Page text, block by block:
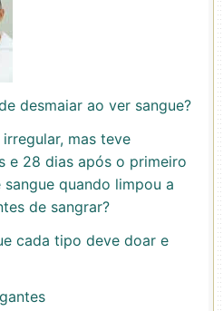
desmaiar ao ver sangue?
mas teve
e 28 dias após o primeiro
quando limpou a
de sangrar?
cada tipo deve doar e